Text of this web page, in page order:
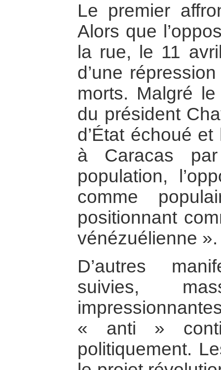
Le premier
Alors que
la rue, le 11
d’une
morts. Malgré
du président
d’État échoué
à Caracas
population,
comme
positionnant
vénézuélienne ».
D’autres
suivies,
« anti »
politiquement.